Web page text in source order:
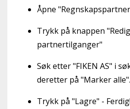
Åpne
Trykk på knappen
partnertilganger"
Søk etter "FIKEN AS" i
deretter på "Marker alle".
Trykk på "Lagre" -